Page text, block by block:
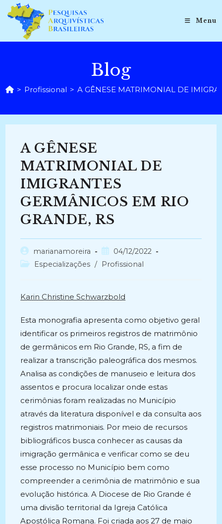
para
conteúdo
Menu
Blog
> Profissional > A GÊNESE MATRIMONIAL DE
A GÊNESE
MATRIMONIAL DE
IMIGRANTES
GERMÂNICOS EM RIO
GRANDE, RS
Autor
do
marianamoreira
Post
publicado:
04/12/2022
Categoria
Especializações / Profissional
Karin Christine Schwarzbold
Esta monografia apresenta como objetivo geral
identificar os primeiros registros de matrimônio
de germânicos em Rio Grande, RS, a fim de
realizar a transcrição paleográfica dos mesmos.
Analisa as condições de manuseio e leitura dos
assentos e procura localizar onde estas
cerimônias foram realizadas no Município
através da literatura disponível e da consulta aos
registros matrimoniais. Por meio de recursos
bibliográficos busca conhecer as causas da
imigração germânica e verificar como se deu
esse processo no Município bem como
compreender a cerimônia de matrimônio e sua
evolução histórica. A Diocese de Rio Grande é
uma divisão territorial da Igreja Católica
Apostólica Romana. Foi criada aos 27 de maio